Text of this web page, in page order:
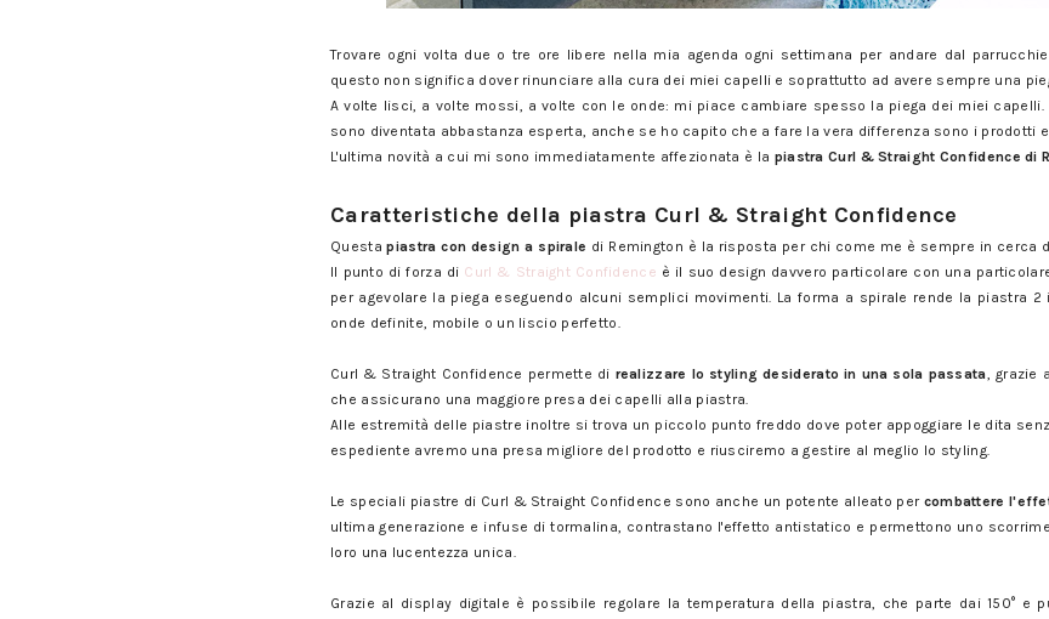
Trovare ogni volta due o tre ore libere nella mia agenda ogni settimana per andare dal
questo non significa dover rinunciare alla cura dei miei capelli e soprattutto ad avere sempre una
A volte lisci, a volte mossi, a volte con le onde: mi piace cambiare spesso la piega dei miei capelli.
sono diventata abbastanza esperta, anche se ho capito che a fare la vera differenza sono i prodotti
L'ultima novità a cui mi sono immediatamente affezionata è la piastraCurl & Straight Confidence di
Caratteristiche della piastra Curl & Straight Confidence
Questapiastra con design a spirale di Remington è la risposta per chi come me è sempre in cerca
Il punto di forza di Curl & Straight Confidence è il suo design davvero particolare con una
per agevolare la piega eseguendo alcuni semplici movimenti. La forma a spirale rende la piastra 2
onde definite, mobile o un liscio perfetto.
Curl & Straight Confidence permette di realizzare lo styling desiderato in una sola passata, grazie
che assicurano una maggiore presa dei capelli alla piastra.
Alle estremità delle piastre inoltre si trova un piccolo punto freddo dove poter appoggiare le dita
espediente avremo una presa migliore del prodotto e riusciremo a gestire al meglio lo styling.
Le speciali piastre di Curl & Straight Confidence sono anche un potente alleato per combattere
ultima generazione e infuse di tormalina, contrastano l'effetto antistatico e permettono uno
loro una lucentezza unica.
Grazie al display digitale è possibile regolare la temperatura della piastra, che parte dai 150° e